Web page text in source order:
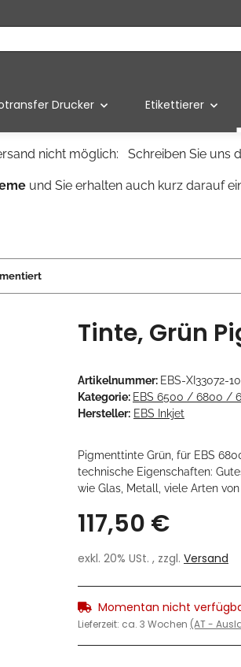
Drucker Etikettierer
nicht möglich: Schreiben Sie uns
und Sie erhalten auch kurz darauf
Tinte, Grün
Artikelnummer: EBS-XI33072-
Kategorie: EBS 6500 / 6800 /
Hersteller: EBS Inkjet
Pigmenttinte Grün, für EBS
technische Eigenschaften:
wie Glas, Metall, viele Arten
117,50 €
exkl. 20% USt. , zzgl. Versand
Momentan nicht
Lieferzeit: ca. 3 Wochen (AT -